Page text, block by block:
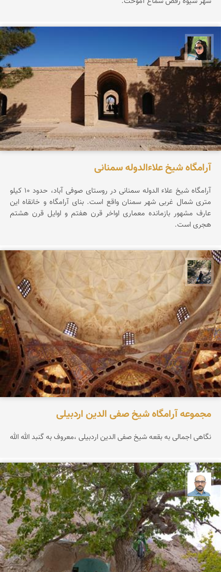
سپیده اصلان
آرامگاه شیخ علاءالدوله سمنانی
آرامگاه شیخ علاء الدوله سمنانی در روستای صوفی آباد، حدود ۱۰ کیلو
متری شمال غربی شهر سمنان واقع است. بنای آرامگاه و خانقاه این
عارف مشهور بازمانده معماری اواخر قرن هفتم و اوایل قرن هشتم
هجری است.
مونا سلطانی
مجموعه آرامگاه شیخ صفی الدین اردبیلی
نگاهی اجمالی به بقعه شیخ صفی الدین اردبیلی ،معروف به گنبد الله الله
بابک ارجمندی